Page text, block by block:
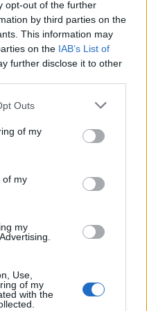
opt-out of the further
by third parties on the
This information may
on the IAB’s List of
further disclose it to other
Outs
of my
of my
my
Use,
of my
with the